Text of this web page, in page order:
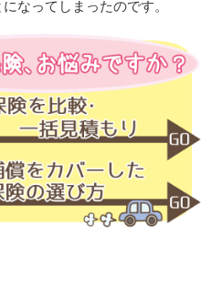
なってしまったのです。